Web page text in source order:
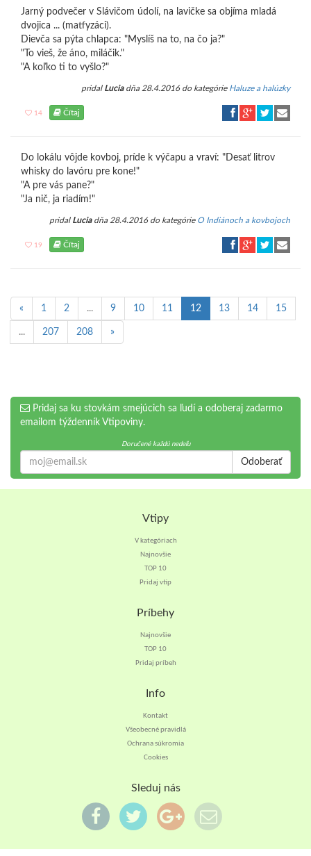
Jarný podvečer v Slávičom údolí, na lavičke sa objíma mladá
dvojica ... (matfyzáci).
Dievča sa pýta chlapca: "Myslíš na to, na čo ja?"
"To vieš, že áno, miláčik."
"A koľko ti to vyšlo?"
pridal Luciadňa 28.4.2016 do kategórie Haluze a halúzky
14 Čítaj
Do lokálu vôjde kovboj, príde k výčapu a vraví: "Desať litrov
whisky do lavóru pre kone!"
"A pre vás pane?"
"Ja nič, ja riadím!"
pridal Luciadňa 28.4.2016 do kategórie O Indiánoch a kovbojoch
19 Čítaj
« 1 2 ... 9 10 11 12 13 14 15
... 207 208 »
Pridaj sa ku stovkám smejúcich sa ľudí a odoberaj zadarmo
emailom týždenník Vtipoviny.
Doručené každú nedeľu
Odoberať
Vtipy
V kategóriach
Najnovšie
TOP 10
Pridaj vtip
Príbehy
Najnovšie
TOP 10
Pridaj príbeh
Info
Kontakt
Všeobecné pravidlá
Ochrana súkromia
Cookies
Sleduj nás